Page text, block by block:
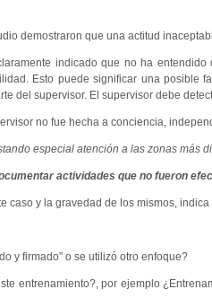
demostraron que una actitud
indicado que no ha
Esto puede significar una posible
del supervisor. El supervisor debe
no fue hecha a conciencia,
especial atención a las zonas más
actividades que no fueron
caso y la gravedad de los mismos,
y firmado” o se utilizó otro enfoque?
entrenamiento?, por ejemplo